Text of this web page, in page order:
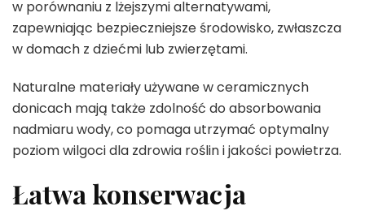
w porównaniu z lżejszymi alternatywami,
zapewniając bezpieczniejsze środowisko, zwłaszcza
w domach z dziećmi lub zwierzętami.
Naturalne materiały używane w ceramicznych
donicach mają także zdolność do absorbowania
nadmiaru wody, co pomaga utrzymać optymalny
poziom wilgoci dla zdrowia roślin i jakości powietrza.
Łatwa konserwacja